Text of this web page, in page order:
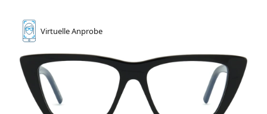
VirtuelleAnprobe